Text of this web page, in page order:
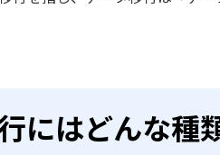
にはどんな種